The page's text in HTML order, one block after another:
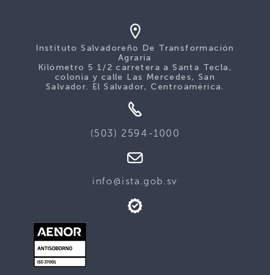
Instituto Salvadoreño De Transformación
Agraria
Kilómetro 5 1/2 carretera a Santa Tecla,
colonia y calle Las Mercedes, San
Salvador. El Salvador, Centroamérica.
(503) 2594-1000
info@ista.gob.sv